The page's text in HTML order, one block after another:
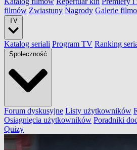
filmów Zwiastuny Nagrody Galerie
TV
Katalog seriali Program TV Ranking
Społeczność
Forum dyskusyjne Listy użytkowników
Osiągnięcia użytkowników Poradniki
Quizy